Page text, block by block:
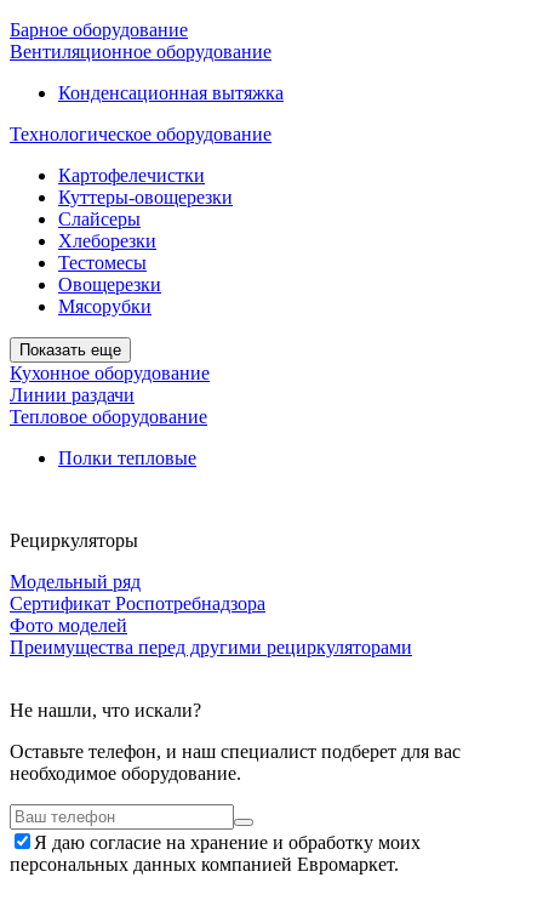
Барное оборудование
Вентиляционное оборудование
Конденсационная вытяжка
Технологическое оборудование
Картофелечистки
Куттеры-овощерезки
Слайсеры
Хлеборезки
Тестомесы
Овощерезки
Мясорубки
Показать еще
Кухонное оборудование
Линии раздачи
Тепловое оборудование
Полки тепловые
Рециркуляторы
Модельный ряд
Сертификат Роспотребнадзора
Фото моделей
Преимущества перед другими рециркуляторами
Не нашли, что искали?
Оставьте телефон, и наш специалист подберет для вас
необходимое оборудование.
Я даю согласие на хранение и обработку моих
персональных данных компанией Евромаркет.